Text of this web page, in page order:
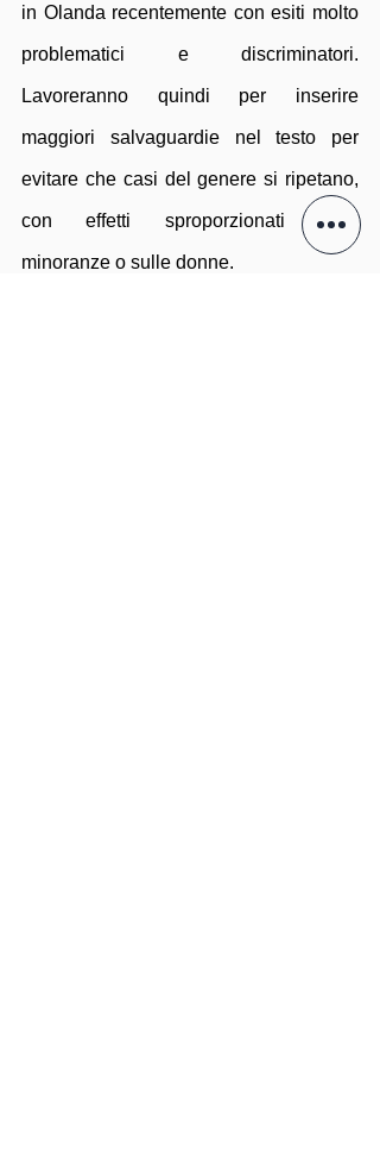
in Olanda recentemente con esiti molto
problematici e discriminatori.
Lavoreranno quindi per inserire
maggiori salvaguardie nel testo per
evitare che casi del genere si ripetano,
con effetti sproporzionati sulle
minoranze o sulle donne.